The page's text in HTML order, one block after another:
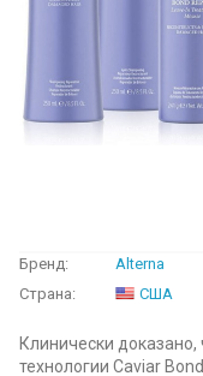
Бренд:
Alterna
Страна:
США
Клинически
технологии Caviar